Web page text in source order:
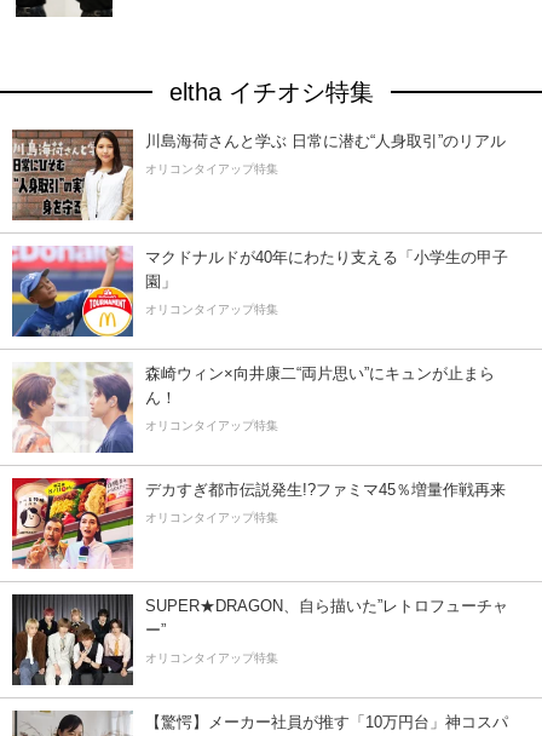
eltha イチオシ特集
川島海荷さんと学ぶ 日常に潜む“人身取引”のリアル
オリコンタイアップ特集
マクドナルドが40年にわたり支える「小学生の甲子
園」
オリコンタイアップ特集
森崎ウィン×向井康二“両片思い”にキュンが止まら
ん！
オリコンタイアップ特集
デカすぎ都市伝説発生!?ファミマ45％増量作戦再来
オリコンタイアップ特集
SUPER★DRAGON、自ら描いた”レトロフューチャ
ー”
オリコンタイアップ特集
【驚愕】メーカー社員が推す「10万円台」神コスパ